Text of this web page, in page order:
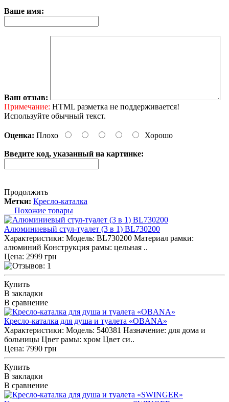
Ваше имя:
Ваш отзыв:
Примечание: HTML разметка не поддерживается!
Используйте обычный текст.
Оценка: Плохо Хорошо
Введите код, указанный на картинке:
Продолжить
Метки: Кресло-каталка
Похожие товары
Алюминиевый стул-туалет (3 в 1) BL730200
Характеристики: Модель: BL730200 Материал рамки:
алюминий Конструкция рамы: цельная ..
Цена: 2999 грн
Купить
В закладки
В сравнение
Кресло-каталка для душа и туалета «OBANA»
Характеристики: Модель: 540381 Назначение: для дома и
больницы Цвет рамы: хром Цвет си..
Цена: 7990 грн
Купить
В закладки
В сравнение